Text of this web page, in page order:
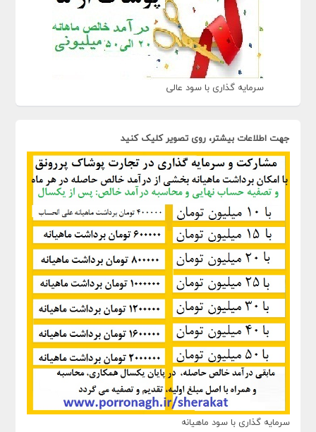
سرمایه گذاری با سود عالی
جهت اطلاعات بیشتر، روی تصویر کلیک کنید
سرمایه گذاری با سود ماهیانه